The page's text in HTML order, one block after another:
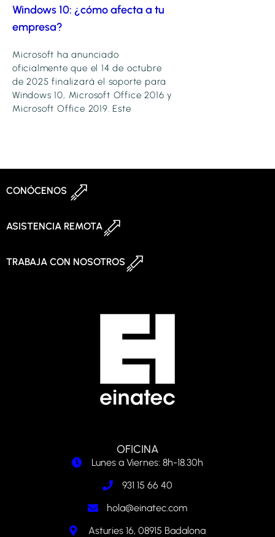
Windows 10: ¿cómo afecta a tu
empresa?
Microsoft ha anunciado
oficialmente que el 14 de octubre
de 2025 finalizará el soporte para
Windows 10, Microsoft Office 2016 y
Microsoft Office 2019. Este
CONÓCENOS
ASISTENCIA REMOTA
TRABAJA CON NOSOTROS
OFICINA
Lunes a Viernes: 8h-18.30h
931 15 66 40
hola@einatec.com
Asturies 16, 08915 Badalona